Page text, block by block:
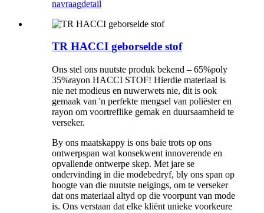
navraagdetail
TR HACCI geborselde stof
Ons stel ons nuutste produk bekend – 65%poly
35%rayon HACCI STOF! Hierdie materiaal is
nie net modieus en nuwerwets nie, dit is ook
gemaak van 'n perfekte mengsel van poliëster en
rayon om voortreflike gemak en duursaamheid te
verseker.
By ons maatskappy is ons baie trots op ons
ontwerpspan wat konsekwent innoverende en
opvallende ontwerpe skep. Met jare se
ondervinding in die modebedryf, bly ons span op
hoogte van die nuutste neigings, om te verseker
dat ons materiaal altyd op die voorpunt van mode
is. Ons verstaan ​​dat elke kliënt unieke voorkeure